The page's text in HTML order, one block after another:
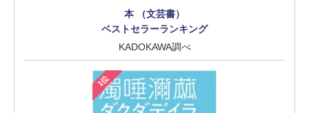
本 （文芸書）
ベストセラーランキング
KADOKAWA調べ
1位